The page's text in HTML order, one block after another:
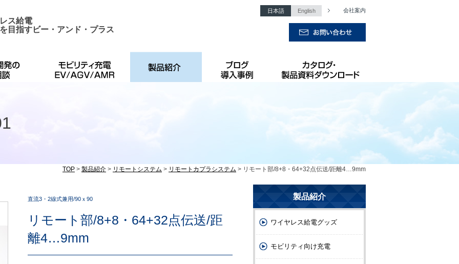
ス給電
目指すビー・アンド・プラス
日本語 English 会社案内
TOP > 製品紹介 > リモートシステム > リモートカプラシステム > リモート部/8+8・64+32点伝送/距離4…9mm
直流3・2線式兼用/90ｘ90
リモート部/8+8・64+32点伝送/距
離4…9mm
製品紹介
ワイヤレス給電グッズ
モビリティ向け充電